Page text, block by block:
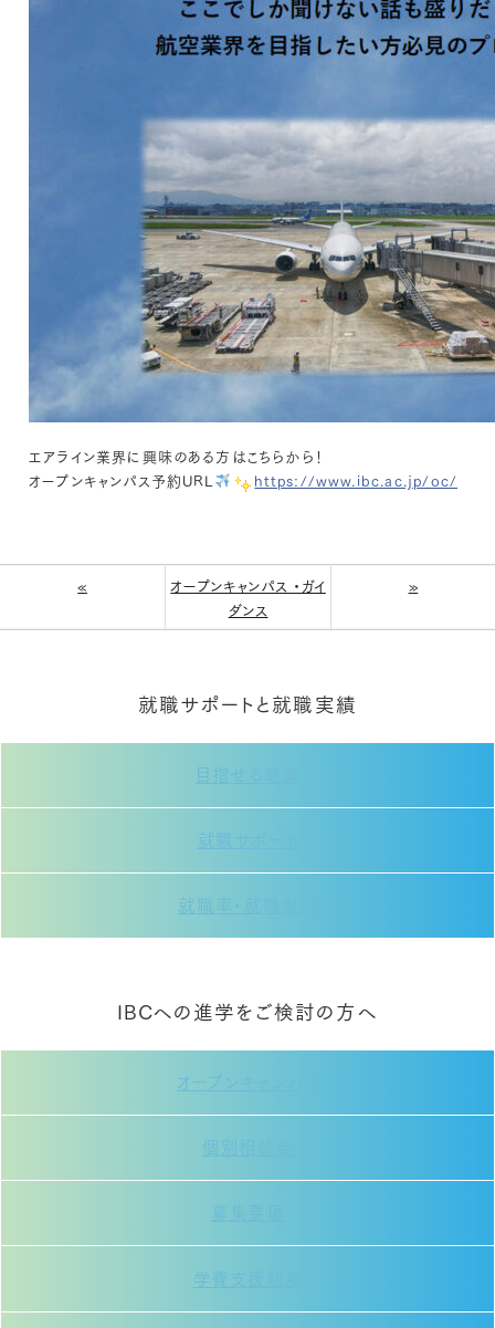
エアライン業界に興味のある方はこちらから！
オープンキャンパス予約URL
https://www.ibc.ac.jp/oc/
«
オープンキャンパス ・ガイ
ダンス
»
就職サポートと就職実績
目指せる職業
就職サポート
就職率・就職実績
IBCへの進学をご検討の方へ
オープンキャンパス
個別相談会
学費支援制度